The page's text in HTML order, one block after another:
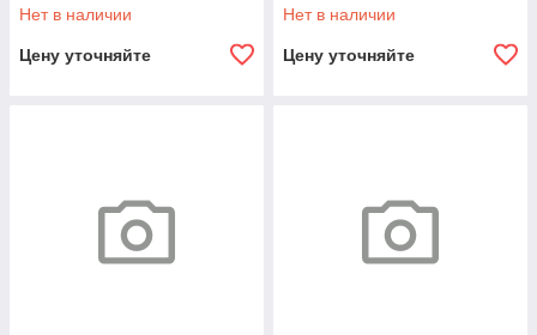
7110850)
Нет в наличии
Цену уточняйте
Нет в наличии
Цену уточняйте